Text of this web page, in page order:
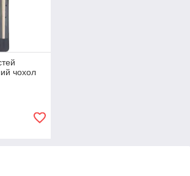
чохол